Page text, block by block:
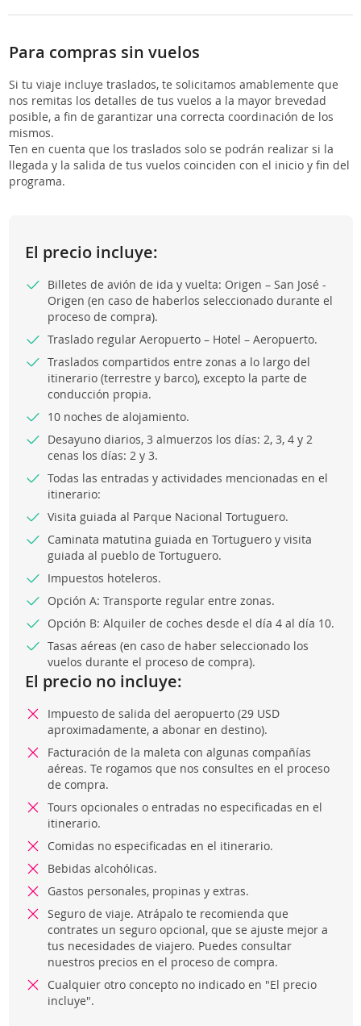
Para compras sin vuelos
Si tu viaje incluye traslados, te solicitamos amablemente que
nos remitas los detalles de tus vuelos a la mayor brevedad
posible, a fin de garantizar una correcta coordinación de los
mismos.
Ten en cuenta que los traslados solo se podrán realizar si la
llegada y la salida de tus vuelos coinciden con el inicio y fin del
programa.
El precio incluye:
Billetes de avión de ida y vuelta: Origen – San José -
Origen (en caso de haberlos seleccionado durante el
proceso de compra).
Traslado regular Aeropuerto – Hotel – Aeropuerto.
Traslados compartidos entre zonas a lo largo del
itinerario (terrestre y barco), excepto la parte de
conducción propia.
10 noches de alojamiento.
Desayuno diarios, 3 almuerzos los días: 2, 3, 4 y 2
cenas los días: 2 y 3.
Todas las entradas y actividades mencionadas en el
itinerario:
Visita guiada al Parque Nacional Tortuguero.
Caminata matutina guiada en Tortuguero y visita
guiada al pueblo de Tortuguero.
Impuestos hoteleros.
Opción A: Transporte regular entre zonas.
Opción B: Alquiler de coches desde el día 4 al día 10.
Tasas aéreas (en caso de haber seleccionado los
vuelos durante el proceso de compra).
El precio no incluye:
Impuesto de salida del aeropuerto (29 USD
aproximadamente, a abonar en destino).
Facturación de la maleta con algunas compañías
aéreas. Te rogamos que nos consultes en el proceso
de compra.
Tours opcionales o entradas no especificadas en el
itinerario.
Comidas no especificadas en el itinerario.
Bebidas alcohólicas.
Gastos personales, propinas y extras.
Seguro de viaje. Atrápalo te recomienda que
contrates un seguro opcional, que se ajuste mejor a
tus necesidades de viajero. Puedes consultar
nuestros precios en el proceso de compra.
Cualquier otro concepto no indicado en "El precio
incluye".